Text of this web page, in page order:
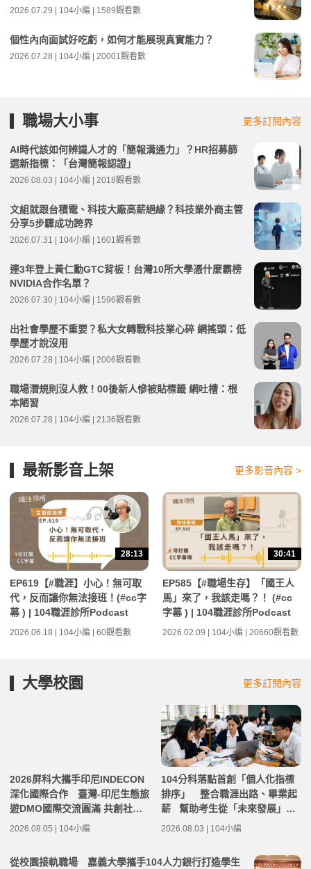
2026.07.29 | 104小編 | 1589觀看數
個性內向面試好吃虧，如何才能展現真實能力？
2026.07.28 | 104小編 | 20001觀看數
職場大小事 更多訂閱內容
AI時代該如何辨識人才的「簡報溝通力」？HR招募篩
選新指標：「台灣簡報認證」
2026.08.03 | 104小編 | 2018觀看數
文組就跟台積電、科技大廠高薪絕緣？科技業外商主管
分享5步驟成功跨界
2026.07.31 | 104小編 | 1601觀看數
連3年登上黃仁勳GTC背板！台灣10所大學憑什麼霸榜
NVIDIA合作名單？
2026.07.30 | 104小編 | 1596觀看數
出社會學歷不重要？私大女轉戰科技業心碎 網搖頭：低
學歷才說沒用
2026.07.28 | 104小編 | 2006觀看數
職場潛規則沒人教！00後新人慘被貼標籤 網吐槽：根
本陋習
2026.07.28 | 104小編 | 2136觀看數
最新影音上架 更多影音內容 >
28:13
EP619【#職涯】小心！無可取
代，反而讓你無法接班！(#cc字
幕 ) | 104職涯診所Podcast
2026.06.18 | 104小編 | 60觀看數
30:41
EP585【#職場生存】「國王人
馬」來了，我該走嗎？！ (#cc
字幕 ) | 104職涯診所Podcast
2026.02.09 | 104小編 | 20660觀看數
大學校園 更多訂閱內容
2026屏科大攜手印尼INDECON
深化國際合作 臺灣-印尼生態旅
遊DMO國際交流圓滿 共創社區
永續發展新契機
2026.08.05 | 104小編
104分科落點首創「個人化指標
排序」 整合職涯出路、畢業起
薪 幫助考生從「未來發展」選
填關鍵志願
2026.08.03 | 104小編
從校園接軌職場 嘉義大學攜手104人力銀行打造學生